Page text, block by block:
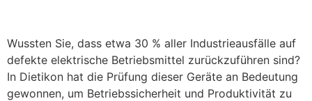
Wussten Sie, dass etwa 30 % aller Industrieausfälle auf
defekte elektrische Betriebsmittel zurückzuführen sind?
In Dietikon hat die Prüfung dieser Geräte an Bedeutung
gewonnen, um Betriebssicherheit und Produktivität zu